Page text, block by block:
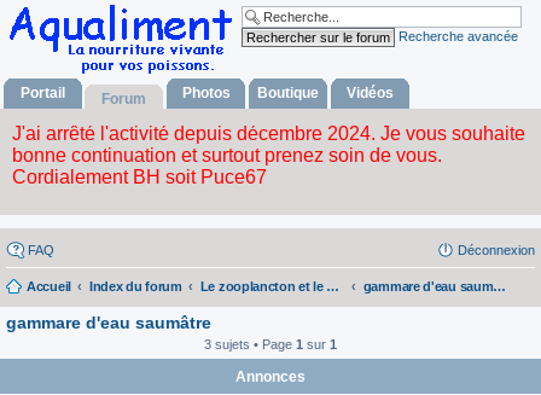
Recherche avancée
Portail Forum Photos Boutique Vidéos
FAQ Déconnexion
Accueil Index du forum Le zooplancton et le phytoplancton gammare d'eau saumâtre
gammare d'eau saumâtre
3 sujets • Page 1 sur 1
Annonces